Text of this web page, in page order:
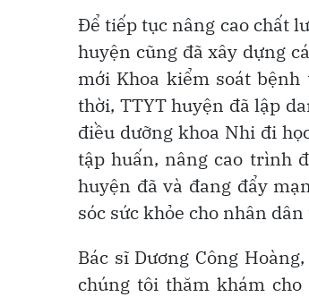
Để tiếp tục nâng cao chất
huyện cũng đã xây dựng
mới Khoa kiểm soát
thời, TTYT huyện đã lập
điều dưỡng khoa Nhi đi
tập huấn, nâng cao trình
huyện đã và đang đẩy
sóc sức khỏe cho nhân
Bác sĩ Dương Công
chúng tôi thăm khám